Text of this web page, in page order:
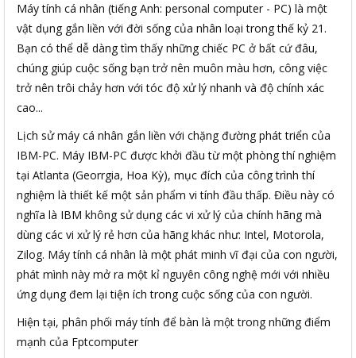
Máy tính cá nhân (tiếng Anh: personal computer - PC) là một
vật dụng gắn liền với đời sống của nhân loại trong thế kỷ 21.
Bạn có thể dễ dàng tìm thấy những chiếc PC ở bất cứ đâu,
chúng giúp cuộc sống bạn trở nên muôn màu hơn, công việc
trở nên trôi chảy hơn với tóc độ xử lý nhanh và độ chính xác
cao...
Lịch sử máy cá nhân gắn liền với chặng đường phát triển của
IBM-PC. Máy IBM-PC được khởi đầu từ một phòng thí nghiệm
tại Atlanta (Georrgia, Hoa Kỳ), mục đích của công trình thí
nghiệm là thiết kế một sản phẩm vi tính đầu thấp. Điều này có
nghĩa là IBM không sử dụng các vi xử lý của chính hãng mà
dùng các vi xử lý rẻ hơn của hãng khác như: Intel, Motorola,
Zilog. Máy tính cá nhân là một phát minh vĩ đại của con người,
phát mình này mở ra một kỉ nguyên công nghệ mới với nhiều
ứng dụng đem lại tiện ích trong cuộc sống của con người.
Hiện tại, phân phối máy tính để bàn là một trong những điểm
mạnh của Fptcomputer